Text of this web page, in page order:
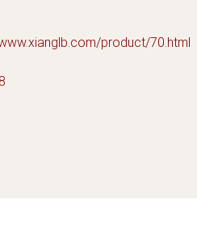
product/70.html